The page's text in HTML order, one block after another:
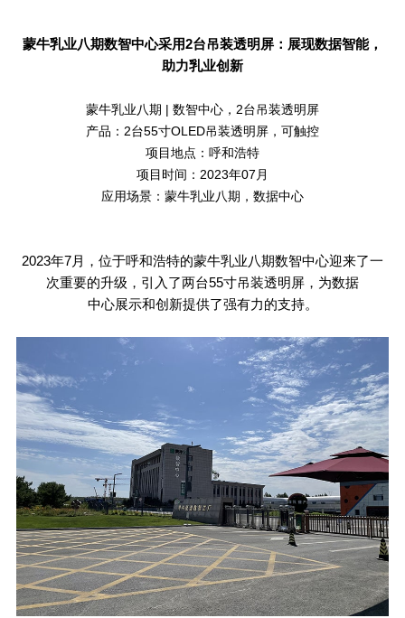
蒙牛乳业八期数智中心采用2台吊装透明屏：展现数据智能，
助力乳业创新
蒙牛乳业八期 | 数智中心，2台吊装透明屏
产品：2台55寸OLED吊装透明屏，可触控
项目地点：呼和浩特
项目时间：2023年07月
应用场景：蒙牛乳业八期，数据中心
2023年7月，位于呼和浩特的蒙牛乳业八期数智中心迎来了一
次重要的升级，引入了两台55寸吊装透明屏，为数据
中心展示和创新提供了强有力的支持。